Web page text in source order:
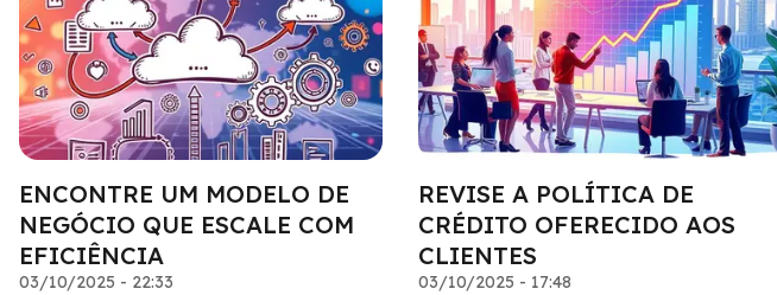
ENCONTRE UM MODELO DE
NEGÓCIO QUE ESCALE COM
EFICIÊNCIA
03/10/2025 - 22:33
REVISE A POLÍTICA DE
CRÉDITO OFERECIDO AOS
CLIENTES
03/10/2025 - 17:48